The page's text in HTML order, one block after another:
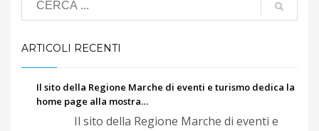
ARTICOLI RECENTI
Il sito della Regione Marche di eventi e turismo dedica la
home page alla mostra…
Il sito della Regione Marche di eventi e